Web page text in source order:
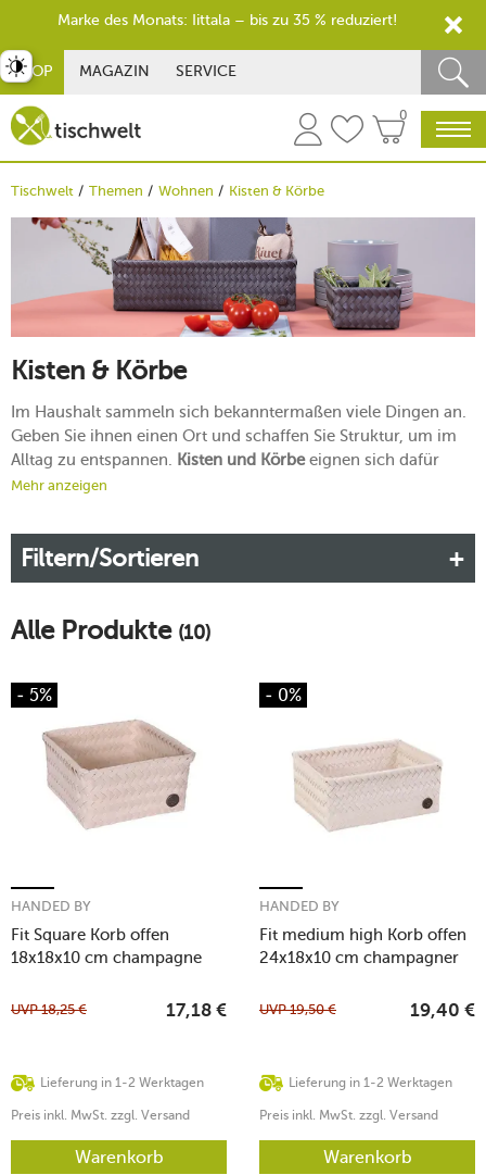
SHOP MAGAZIN SERVICE
0
Tischwelt Themen Wohnen Kisten & Körbe
Kisten & Körbe
Im Haushalt sammeln sich bekanntermaßen viele Dingen an.
Geben Sie ihnen einen Ort und schaffen Sie Struktur, um im
Alltag zu entspannen. Kisten und Körbeeignen sich dafür
optimal. In verschiedenen Größen und Materialien dienen sie
stilvoll auf.
Mehr anzeigen
Filtern/Sortieren
Alle Produkte (10)
- 5%
Fit Square Korb offen
18x18x10 cm champagne
HANDED BY
Lieferung in 1-2 Werktagen
UVP18,25 € 17,18 €
Preis inkl. MwSt. zzgl. Versand
Warenkorb
- 0%
Fit medium high Korb offen
24x18x10 cm champagner
HANDED BY
Lieferung in 1-2 Werktagen
UVP19,50 € 19,40 €
Preis inkl. MwSt. zzgl. Versand
Warenkorb
umschalten
Marke des Monats: Iittala – bis zu 35 % reduziert!